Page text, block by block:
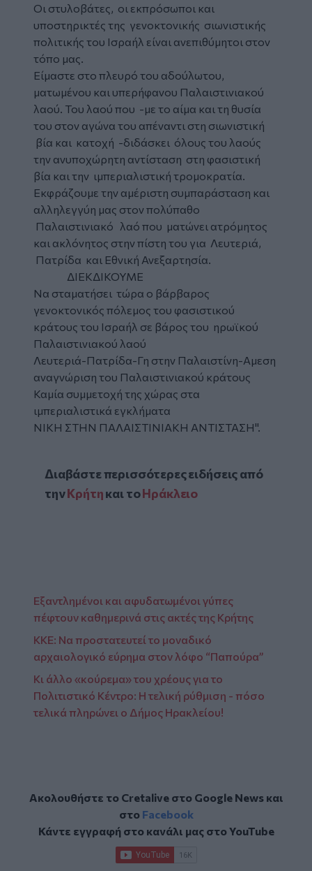
Οι στυλοβάτες, οι εκπρόσωποι και
υποστηρικτές της γενοκτονικής σιωνιστικής
πολιτικής του Ισραήλ είναι ανεπιθύμητοι στον
τόπο μας.
Είμαστε στο πλευρό του αδούλωτου,
ματωμένου και υπερήφανου Παλαιστινιακού
λαού. Του λαού που -με το αίμα και τη θυσία
του στον αγώνα του απέναντι στη σιωνιστική
βία και κατοχή -διδάσκει όλους του λαούς
την ανυποχώρητη αντίσταση στη φασιστική
βία και την ιμπεριαλιστική τρομοκρατία.
Εκφράζουμε την αμέριστη συμπαράσταση και
αλληλεγγύη μας στον πολύπαθο
Παλαιστινιακό λαό που ματώνει ατρόμητος
και ακλόνητος στην πίστη του για Λευτεριά,
Πατρίδα και Εθνική Ανεξαρτησία.
ΔΙΕΚΔΙΚΟΥΜΕ
Να σταματήσει τώρα ο βάρβαρος
γενοκτονικός πόλεμος του φασιστικού
κράτους του Ισραήλ σε βάρος του ηρωϊκού
Παλαιστινιακού λαού
Λευτεριά-Πατρίδα-Γη στην Παλαιστίνη-Αμεση
αναγνώριση του Παλαιστινιακού κράτους
Καμία συμμετοχή της χώρας στα
ιμπεριαλιστικά εγκλήματα
ΝΙΚΗ ΣΤΗΝ ΠΑΛΑΙΣΤΙΝΙΑΚΗ ΑΝΤΙΣΤΑΣΗ".
Διαβάστε περισσότερες ειδήσεις από
τηνΚρήτηκαι τοΗράκλειο
Εξαντλημένοι και αφυδατωμένοι γύπες
πέφτουν καθημερινά στις ακτές της Κρήτης
ΚΚΕ: Να προστατευτεί το μοναδικό
αρχαιολογικό εύρημα στον λόφο “Παπούρα”
Κι άλλο «κούρεμα» του χρέους για το
Πολιτιστικό Κέντρο: Η τελική ρύθμιση - πόσο
τελικά πληρώνει ο Δήμος Ηρακλείου!
Ακολουθήστε το Cretalive στο Google Newsκαι
στο Facebook
Κάντε εγγραφή στο κανάλι μας στοYouTube